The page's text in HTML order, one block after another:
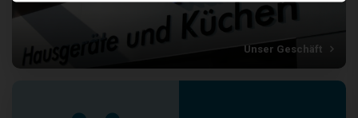
Unser Geschäft